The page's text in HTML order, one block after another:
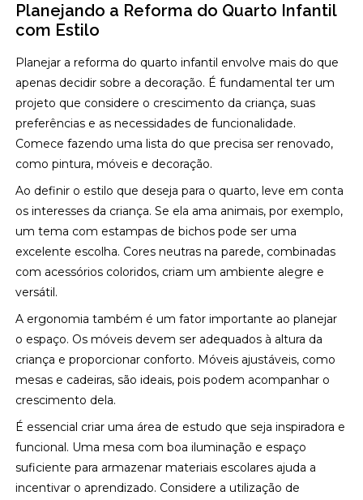
Planejando a Reforma do Quarto Infantil
com Estilo
Planejar a reforma do quarto infantil envolve mais do que
apenas decidir sobre a decoração. É fundamental ter um
projeto que considere o crescimento da criança, suas
preferências e as necessidades de funcionalidade.
Comece fazendo uma lista do que precisa ser renovado,
como pintura, móveis e decoração.
Ao definir o estilo que deseja para o quarto, leve em conta
os interesses da criança. Se ela ama animais, por exemplo,
um tema com estampas de bichos pode ser uma
excelente escolha. Cores neutras na parede, combinadas
com acessórios coloridos, criam um ambiente alegre e
versátil.
A ergonomia também é um fator importante ao planejar
o espaço. Os móveis devem ser adequados à altura da
criança e proporcionar conforto. Móveis ajustáveis, como
mesas e cadeiras, são ideais, pois podem acompanhar o
crescimento dela.
É essencial criar uma área de estudo que seja inspiradora e
funcional. Uma mesa com boa iluminação e espaço
suficiente para armazenar materiais escolares ajuda a
incentivar o aprendizado. Considere a utilização de